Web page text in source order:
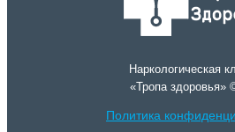
Наркологическая
«Тропа здоровья»
Политика